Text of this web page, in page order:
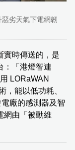
劣天氣下電網韌
實時傳送的，是
：「港燈智連
LORaWAN
，能以低功耗、
廠的感測器及智
網由「被動維